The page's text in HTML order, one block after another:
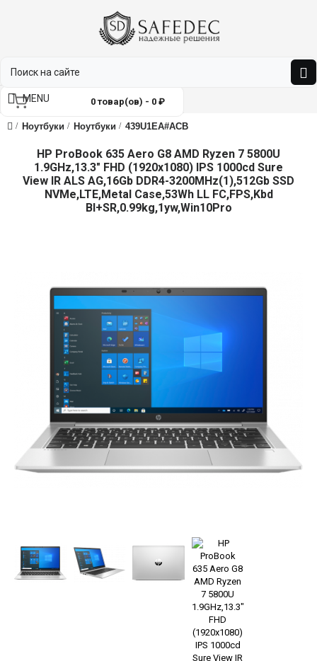
0 товар(ов) - 0 ₽
MENU
Ноутбуки Ноутбуки 439U1EA#ACB
HP ProBook 635 Aero G8 AMD Ryzen 7 5800U
1.9GHz,13.3" FHD (1920x1080) IPS 1000cd Sure
View IR ALS AG,16Gb DDR4-3200MHz(1),512Gb SSD
NVMe,LTE,Metal Case,53Wh LL FC,FPS,Kbd
Bl+SR,0.99kg,1yw,Win10Pro